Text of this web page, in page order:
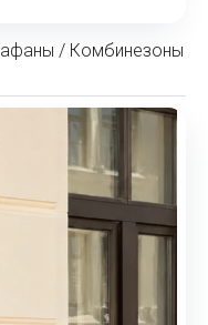
/ Комбинезоны